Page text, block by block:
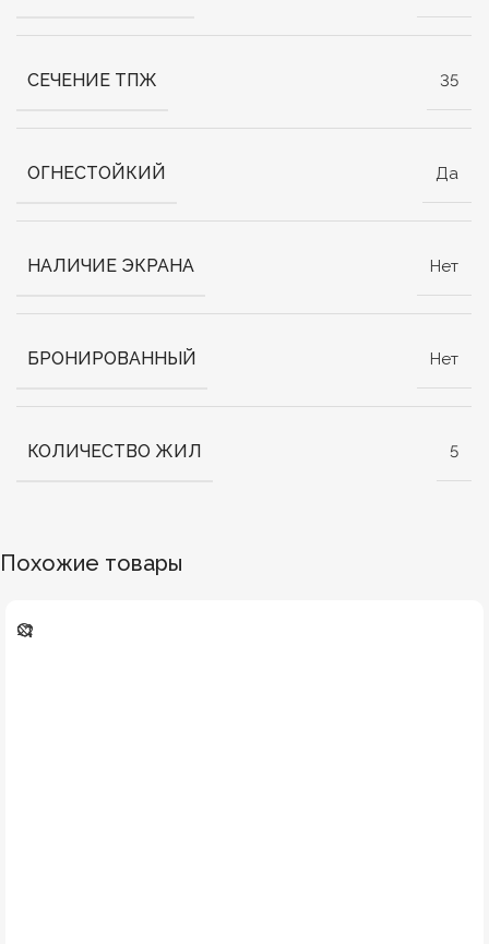
СЕЧЕНИЕ ТПЖ 35
ОГНЕСТОЙКИЙ Да
НАЛИЧИЕ ЭКРАНА Нет
БРОНИРОВАННЫЙ Нет
КОЛИЧЕСТВО ЖИЛ 5
Похожие товары